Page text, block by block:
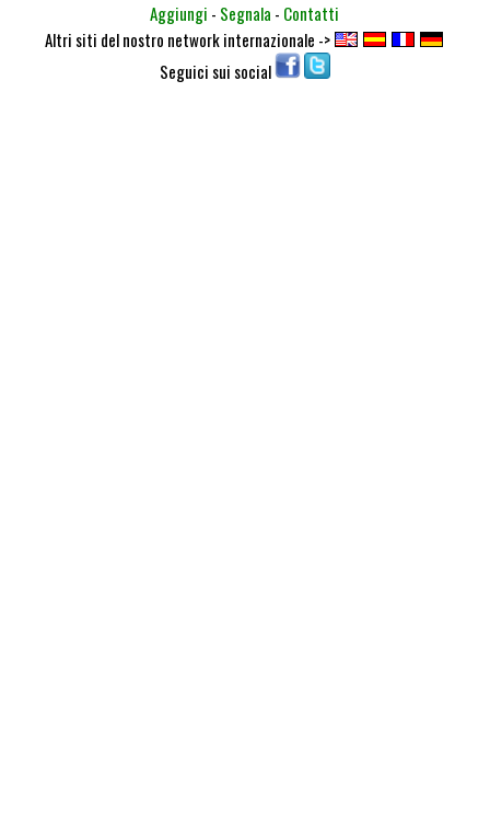
Aggiungi - Segnala - Contatti
Altri siti del nostro network internazionale ->
Seguici sui social